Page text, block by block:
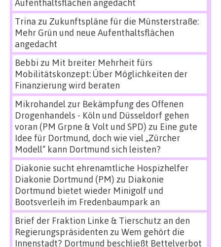
Aufenthaltsflächen angedacht
Trina zu Zukunftspläne für die Münsterstraße:
Mehr Grün und neue Aufenthaltsflächen
angedacht
Bebbi zu Mit breiter Mehrheit fürs
Mobilitätskonzept: Über Möglichkeiten der
Finanzierung wird beraten
Mikrohandel zur Bekämpfung des Offenen
Drogenhandels - Köln und Düsseldorf gehen
voran (PM Grpne & Volt und SPD) zu Eine gute
Idee für Dortmund, doch wie viel „Zürcher
Modell“ kann Dortmund sich leisten?
Diakonie sucht ehrenamtliche Hospizhelfer
Diakonie Dortmund (PM) zu Diakonie
Dortmund bietet wieder Minigolf und
Bootsverleih im Fredenbaumpark an
Brief der Fraktion Linke & Tierschutz an den
Regierungspräsidenten zu Wem gehört die
Innenstadt? Dortmund beschließt Bettelverbot